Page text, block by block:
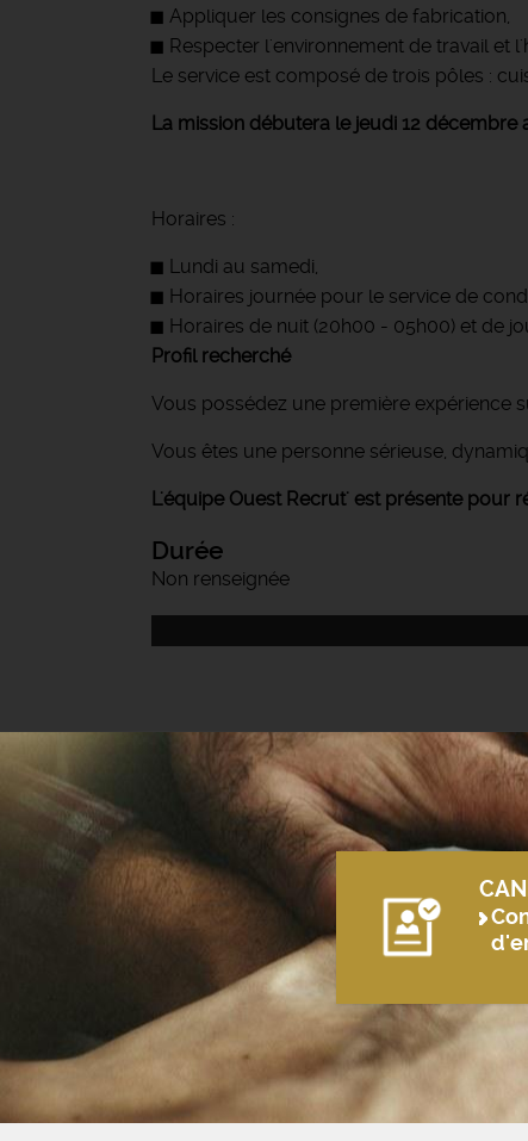
Appliquer les consignes de fabrication,
Respecter l'environnement de travail et
Le service est composé de trois pôles :
La mission débutera le jeudi 12 décembre
Horaires :
Lundi au samedi,
Horaires journée pour le service de
Horaires de nuit (20h00 - 05h00) et de
Profil recherché
Vous possédez une première expérience
Vous êtes une personne sérieuse,
L'équipe Ouest Recrut' est présente pour
Durée
Non renseignée